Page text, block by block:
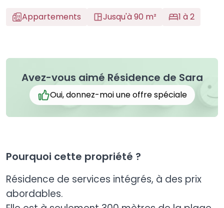
Appartements
Jusqu'à 90 m² 1 à 2
Avez-vous aimé Résidence de Sara
Oui, donnez-moi une offre spéciale
Pourquoi cette propriété ?
Résidence de services intégrés, à des prix
abordables.